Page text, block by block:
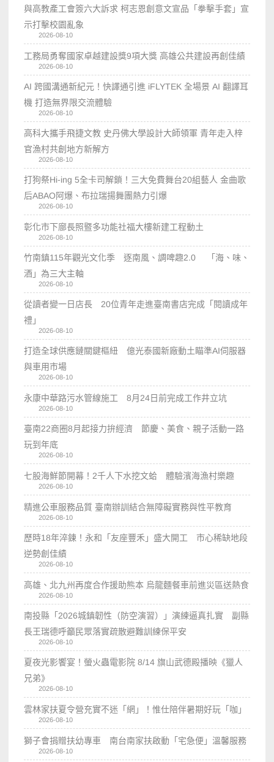
與高教產工會簽六大訴求 柯志恩創意文宣品「拳擊手套」宣
示打擊校園亂象
2026-08-10
工務局勇奪國家卓越建設獎9項大獎 高雄公共建設再創佳績
2026-08-10
AI 跨國溝通新紀元！快譯通引進 iFLYTEK 全場景 AI 翻譯耳
機 打造無界限交流體驗
2026-08-10
高科大攜手飛捷文教 史丹佛大學設計大師領軍 青年走入梓
官漁村共創地方新解方
2026-08-10
打狗祭Hi-ing 5全卡司解鎖！三大免費舞台20組藝人 金曲歌
后ABAO阿爆、布拉瑞揚舞團熱力引爆
2026-08-10
彰化市下廍長照暨多功能社福大樓新建工程動土
2026-08-10
竹南鎮115年觀光文化季 逐南風、調啤趣2.0 「海、味、
酒」為三大主軸
2026-08-10
從讀者變一日店長 20位青年走進臺南書店完成「閱讀成年
禮」
2026-08-10
打造全球供應鏈關鍵樞紐 億光泰國新廠動土瞄準AI伺服器
與車用市場
2026-08-10
永康中華路污水管線施工 8月24日前完成工作井立坑
2026-08-10
臺南22商圈8月起接力拚經濟 節慶、美食、親子活動一路
玩到年底
2026-08-10
七股海鮮節開幕！2千人下水挖文蛤 體驗濱海漁村樂趣
2026-08-10
精進公車服務品質 臺南辦訓結合無障礙實務與性平教育
2026-08-10
歷時18年淬鍊！永和「友座豐禾」盛大開工 市心稀缺地段
逆勢創佳績
2026-08-10
高雄、北九州再度合作援助熊本 烏龍麵餐車前進災區送熱食
2026-08-10
南投縣「2026城鎮韌性（防空演習）」演練逼真扎實 副縣
長王瑞德呼籲民眾落實疏散避難訓練保平安
2026-08-10
夏夜光影饗宴！螢火蟲電影院 8/14 旗山武德殿播映《獵人
兄弟》
2026-08-10
雲林家扶夏令營充實不迷「網」！惟仕陪伴暑期好玩「咖」
2026-08-10
獅子會捐贈扶幼專車 南台南家扶啟動「宅急便」溫馨服務
2026-08-10